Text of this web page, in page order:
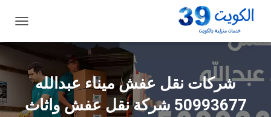
ب
د
ل
ت
شركات نقل عفش ميناء عبدالله
50993677 شركة نقل عفش واثاث